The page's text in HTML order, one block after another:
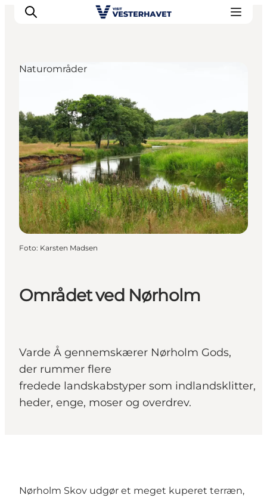
Det sker
Oplevelser
Vores Byer
Mad & Overnatning
Køb billet
Planlæg din ferie
Området ved Nørholm
Varde Å gennemskærer Nørholm Gods,
der rummer flere
fredede landskabstyper som indlandsklitter,
heder, enge, moser og overdrev.
Naturområder
Foto: Karsten Madsen
Nørholm Skov udgør et meget kuperet terræn,